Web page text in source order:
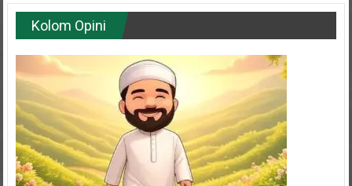
Kolom Opini